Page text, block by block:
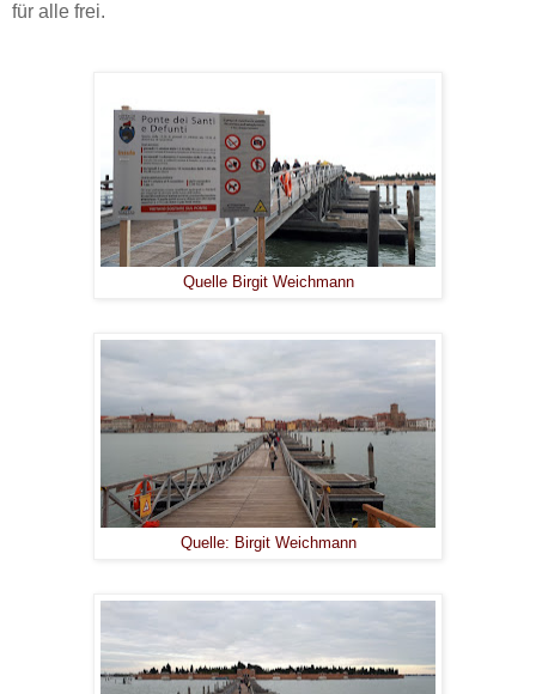
für alle frei.
Quelle Birgit Weichmann
Quelle: Birgit Weichmann